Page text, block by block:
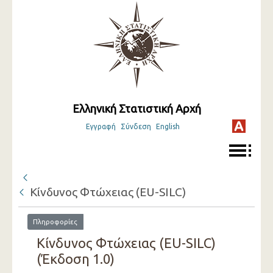
Ελληνική Στατιστική Αρχή
Εγγραφή Σύνδεση English
Κίνδυνος Φτώχειας (EU-SILC)
Πληροφορίες
Κίνδυνος Φτώχειας (EU-SILC)
(Έκδοση 1.0)